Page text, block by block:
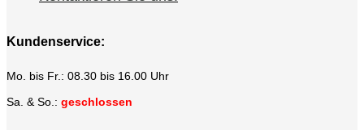
Kundenservice:
Mo. bis Fr.: 08.30 bis 16.00 Uhr
Sa. & So.: geschlossen